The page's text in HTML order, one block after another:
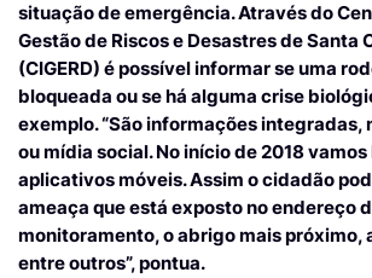
situação de emergência. Através do
Gestão de Riscos e Desastres de Santa
(CIGERD) é possível informar se uma
bloqueada ou se há alguma crise
exemplo. “São informações integradas,
ou mídia social. No início de 2018
aplicativos móveis. Assim o cidadão
ameaça que está exposto no endereço
monitoramento, o abrigo mais próximo,
entre outros”, pontua.